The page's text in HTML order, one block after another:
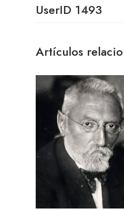
UserID 1493
Artículos